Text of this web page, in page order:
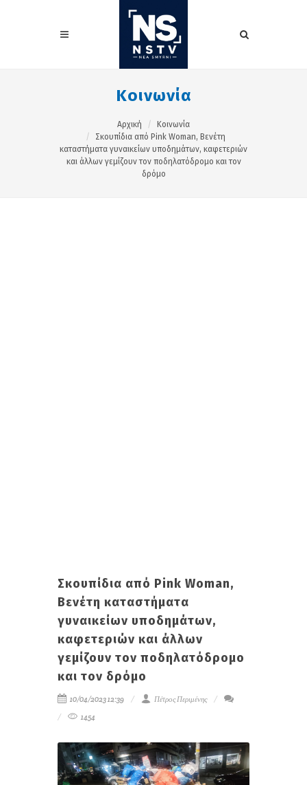
Κοινωνία
Αρχική
Κοινωνία
Σκουπίδια από Pink Woman, Βενέτη
καταστήματα γυναικείων υποδημάτων, καφετεριών
και άλλων γεμίζουν τον ποδηλατόδρομο και τον
δρόμο
Σκουπίδια από Pink Woman,
Βενέτη καταστήματα
γυναικείων υποδημάτων,
καφετεριών και άλλων
γεμίζουν τον ποδηλατόδρομο
και τον δρόμο
10/04/2023 12:39
Πέτρος Περιμένης
1454